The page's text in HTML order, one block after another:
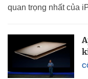
quan trọng nhất của